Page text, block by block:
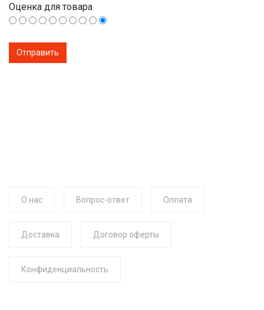
Оценка для товара
О нас Вопрос-ответ Оплата
Доставка Договор оферты
Конфиденциальность